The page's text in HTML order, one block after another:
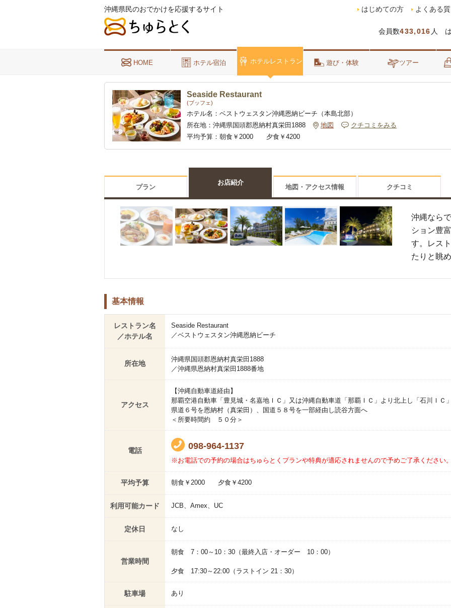
沖縄県民のおでかけを応援するサイト
会員数433,016 人
はじめての方 よくある
HOME ホテル宿泊 ホテルレストラン 遊び・体験 ツアー
Seaside Restaurant
(ブッフェ)
ホテル名： ベストウェスタン沖縄恩納ビーチ（本島北部）
所在地： 沖縄県国頭郡恩納村真栄田1888 地図
クチコミをみる
平均予算： 朝食￥2000 夕食￥4200
プラン
お店紹介
地図・アクセス情報
クチコミ
朝食ブッフェ
沖縄なら
ション豊
す。レス
たりと眺
基本情報
レストラン名
／ホテル名
Seaside Restaurant
／ベストウェスタン沖縄恩納ビーチ
所在地
沖縄県国頭郡恩納村真栄田1888
／沖縄県恩納村真栄田1888番地
アクセス
【沖縄自動車道経由】
那覇空港自動車「豊見城・名嘉地ＩＣ」又は沖縄自動車道「那覇ＩＣ」より北上し「石川ＩＣ
県道６号を恩納村（真栄田）、国道５８号を一部経由し読谷方面へ
＜所要時間約 ５０分＞
電話 098-964-1137
※お電話での予約の場合はちゅらとくプランや特典が適応されませんので予めご了承ください
平均予算 朝食￥2000 夕食￥4200
利用可能カード JCB、Amex、UC
定休日 なし
営業時間
朝食 7：00～10：30（最終入店・オーダー 10：00）
夕食 17:30～22:00（ラストイン 21：30）
駐車場 あり